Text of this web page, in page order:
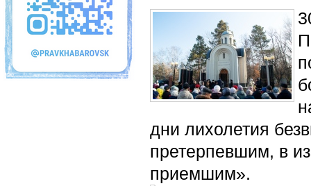
дни лихолетия
претерпевшим, в
приемшим».